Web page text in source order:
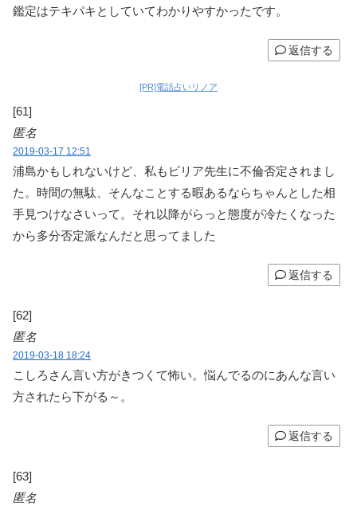
鑑定はテキパキとしていてわかりやすかったです。
返信する
[PR]電話占いリノア
[61]
匿名
2019-03-17 12:51
浦島かもしれないけど、私もビリア先生に不倫否定されまし
た。時間の無駄、そんなことする暇あるならちゃんとした相
手見つけなさいって。それ以降がらっと態度が冷たくなった
から多分否定派なんだと思ってました
返信する
[62]
匿名
2019-03-18 18:24
こしろさん言い方がきつくて怖い。悩んでるのにあんな言い
方されたら下がる～。
返信する
[63]
匿名